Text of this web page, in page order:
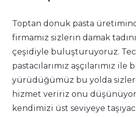
Toptan donuk pasta
firmamiz sizlerin damak
çeşidiyle buluşturuyoruz.
pastacılarımız aşçılarımız ile
yürüdüğümüz bu yolda
hizmet veririz onu
kendimizi üst seviyeye